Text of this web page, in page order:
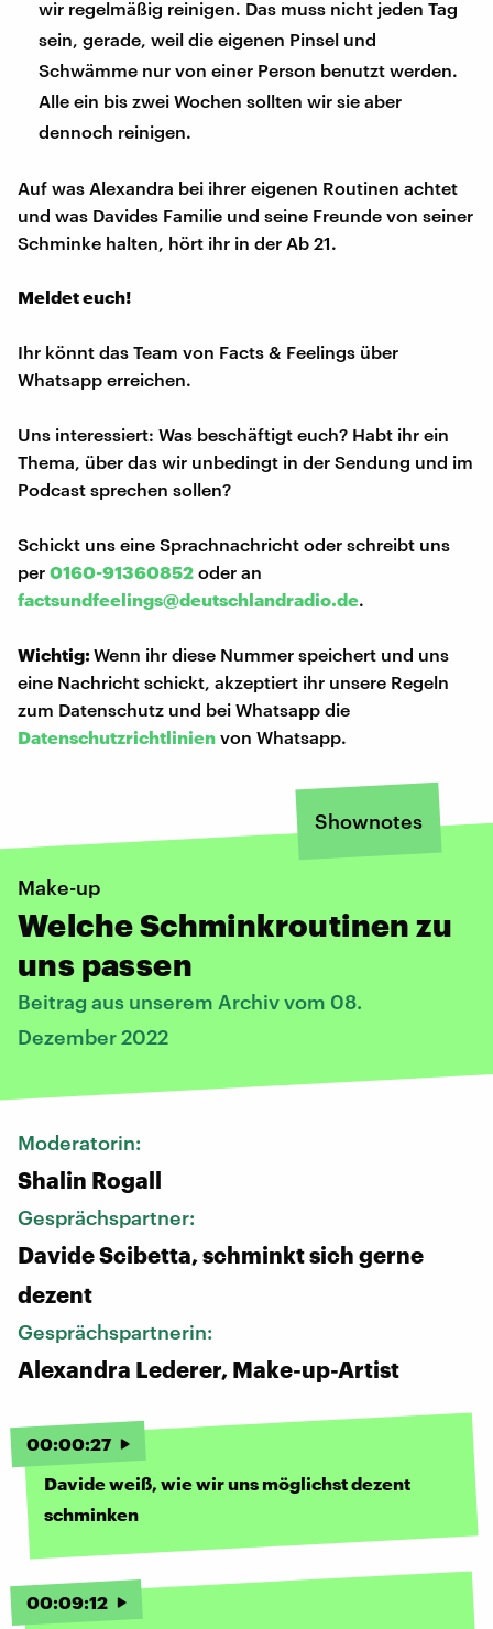
wir regelmäßig reinigen. Das muss nicht jeden Tag
sein, gerade, weil die eigenen Pinsel und
Schwämme nur von einer Person benutzt werden.
Alle ein bis zwei Wochen sollten wir sie aber
dennoch reinigen.
Auf was Alexandra bei ihrer eigenen Routinen achtet
und was Davides Familie und seine Freunde von seiner
Schminke halten, hört ihr in der Ab 21.
Meldet euch!
Ihr könnt das Team von Facts & Feelings über
Whatsapp erreichen.
Uns interessiert: Was beschäftigt euch? Habt ihr ein
Thema, über das wir unbedingt in der Sendung und im
Podcast sprechen sollen?
Schickt uns eine Sprachnachricht oder schreibt uns
per 0160-91360852 oder an
factsundfeelings@deutschlandradio.de.
Wichtig:Wenn ihr diese Nummer speichert und uns
eine Nachricht schickt, akzeptiert ihr unsere Regeln
zum Datenschutz und bei Whatsapp die
Datenschutzrichtlinien von Whatsapp.
Shownotes
Make-up
Welche Schminkroutinen zu
uns passen
Beitrag aus unserem Archiv vom 08.
Dezember 2022
Moderatorin:
Shalin Rogall
Gesprächspartner:
Davide Scibetta, schminkt sich gerne
dezent
Gesprächspartnerin:
Alexandra Lederer, Make-up-Artist
00:00:27
Davide weiß, wie wir uns möglichst dezent
schminken
00:09:12